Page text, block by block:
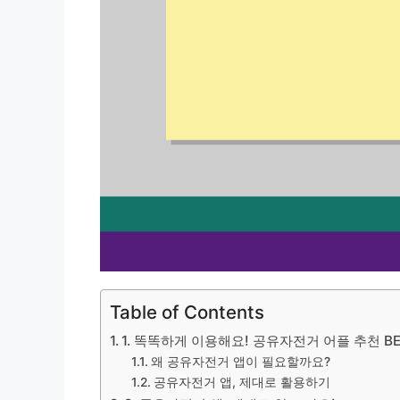
Table of Contents
1. 똑똑하게 이용해요! 공유자전거 어플 추천
왜 공유자전거 앱이 필요할까요?
공유자전거 앱, 제대로 활용하기